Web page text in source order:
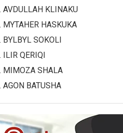
AVDULLAH KLINAKU
MYTAHER HASKUKA
BYLBYL SOKOLI
ILIR QERIQI
MIMOZA SHALA
AGON BATUSHA